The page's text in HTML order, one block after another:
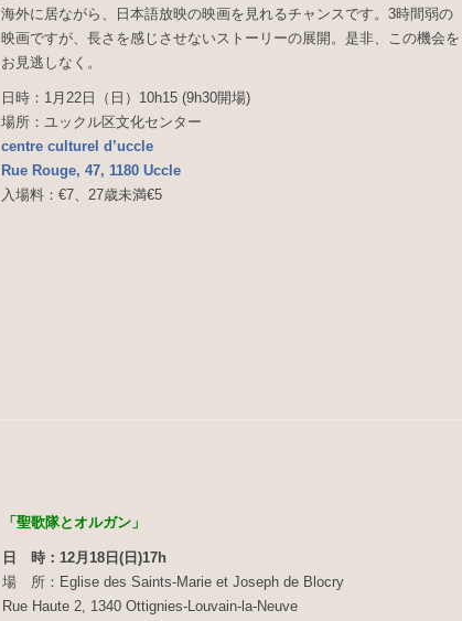
海外に居ながら、日本語放映の映画を見れるチャンスです。3時間弱の
映画ですが、長さを感じさせないストーリーの展開。是非、この機会を
お見逃しなく。
日時：1月22日（日）10h15 (9h30開場)
場所：ユックル区文化センター
centre culturel d’uccle
Rue Rouge, 47, 1180 Uccle
入場料：€7、27歳未満€5
「聖歌隊とオルガン」
日 時：12月18日(日)17h
場 所：Eglise des Saints-Marie et Joseph de Blocry
Rue Haute 2, 1340 Ottignies-Louvain-la-Neuve